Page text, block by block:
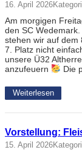
16. April 2026
Am morgigen
den SC
stehen wir auf dem
7. Platz nicht
unsere Ü32
anzufeuern
Die
Weiterlesen
Vorstellung:
15. April 2026